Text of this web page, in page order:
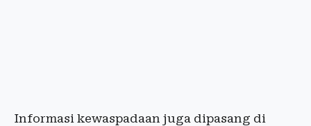
Informasi kewaspadaan juga dipasang di